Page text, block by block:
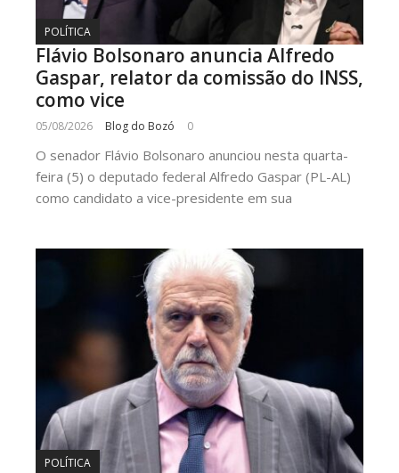
POLÍTICA
Flávio Bolsonaro anuncia Alfredo
Gaspar, relator da comissão do INSS,
como vice
05/08/2026 Blog do Bozó 0
O senador Flávio Bolsonaro anunciou nesta quarta-
feira (5) o deputado federal Alfredo Gaspar (PL-AL)
como candidato a vice-presidente em sua
POLÍTICA